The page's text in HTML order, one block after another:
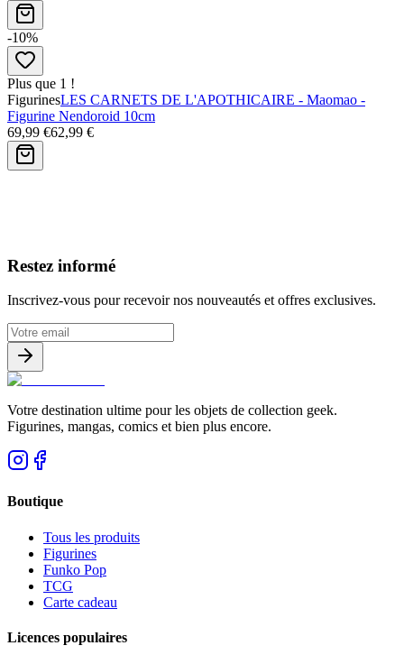
-10%
Plus que 1 !
FigurinesLES CARNETS DE L'APOTHICAIRE - Maomao -
Figurine Nendoroid 10cm
69,99 €62,99 €
Restez informé
Inscrivez-vous pour recevoir nos nouveautés et offres exclusives.
Votre destination ultime pour les objets de collection geek.
Figurines, mangas, comics et bien plus encore.
Boutique
Tous les produits
Figurines
Funko Pop
TCG
Carte cadeau
Licences populaires